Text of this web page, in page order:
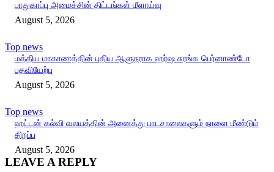
பாதுகாப்பு அமைச்சின் திட்டங்கள் மீளாய்வு
August 5, 2026
Top news
மத்திய மாகாணத்தின் புதிய ஆளுநராக ஹர்ஷ சுரங்க பெர்னாண்டோ
பதவியேற்பு
August 5, 2026
Top news
ஹட்டன் கல்வி வலயத்தின் அனைத்து பாடசாலைகளும் நாளை மீண்டும்
திறப்பு
August 5, 2026
LEAVE A REPLY